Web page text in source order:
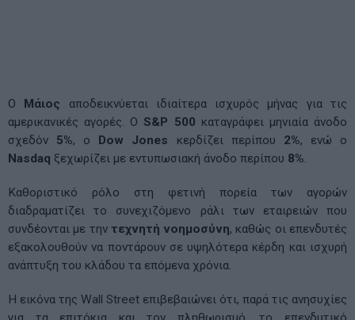
Ο Μάιος αποδεικνύεται ιδιαίτερα ισχυρός μήνας για τις
αμερικανικές αγορές. Ο S&P 500 καταγράφει μηνιαία άνοδο
σχεδόν 5%, ο Dow Jones κερδίζει περίπου 2%, ενώ ο
Nasdaq ξεχωρίζει με εντυπωσιακή άνοδο περίπου 8%.
Καθοριστικό ρόλο στη φετινή πορεία των αγορών
διαδραματίζει το συνεχιζόμενο ράλι των εταιρειών που
συνδέονται με την τεχνητή νοημοσύνη, καθώς οι επενδυτές
εξακολουθούν να ποντάρουν σε υψηλότερα κέρδη και ισχυρή
ανάπτυξη του κλάδου τα επόμενα χρόνια.
Η εικόνα της Wall Street επιβεβαιώνει ότι, παρά τις ανησυχίες